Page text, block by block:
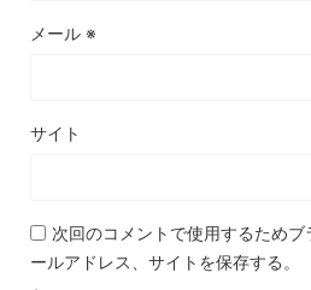
メール ※
サイト
次回のコメントで使用するため
ールアドレス、サイトを保存する。